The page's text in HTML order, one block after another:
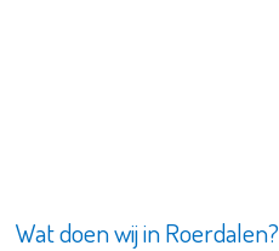
Wat doen wij in Roerdalen?